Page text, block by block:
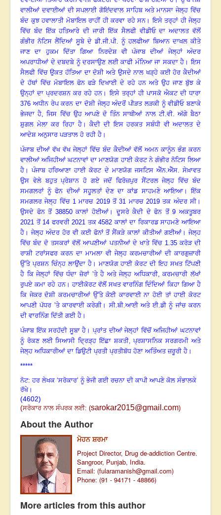
ਵਾਲੀਆਂ ਦਵਾਈਆਂ ਦੀ ਸਪਲਾਈ ਗੋਇਂਦਵਾਲ ਸਾਹਿਬ ਅਤੇ ਮਾਨਸਾ ਜੇਲ੍ਹ ਵਿੱਚ
ਬੰਦ ਕੁਝ ਹਵਾਲਾਤੀ ਮੋਬਾਇਲ ਰਾਹੀਂ ਹੀ ਕਰਵਾ ਰਹੇ ਸਨ।ਇਸੇ ਤਰ੍ਹਾਂ ਹੀ ਜੇਲ੍ਹ
ਵਿੱਚ ਬੰਦ ਇੱਕ ਹਤਿਆਰੇ ਦੀ ਜਾਰੀ ਇੱਕ ਸੈਲਫੀ ਵੀਡੀਓ ਦਾ ਅਦਾਲਤ ਵੱਲੋਂ
ਗੰਭੀਰ ਨੋਟਿਸ ਲੈਂਦਿਆਂ ਸੂਬੇ ਦੇ ਡੀ.ਜੀ.ਪੀ. ਨੂੰ ਹਲਫੀਆ ਬਿਆਨ ਦਾਖਲ ਕੀਤੇ
ਜਾਣ ਦਾ ਹੁਕਮ ਦਿੱਤਾ ਗਿਆ ਨਿਰਦੇਸ਼ ਵੀ ਪੰਜਾਬ ਦੀਆਂ ਜੇਲ੍ਹਾਂ ਅੰਦਰ
ਅਪਰਾਧੀਆਂ ਦੇ ਦਬਦਬੇ ਨੂੰ ਦਰਸਾਉਣ ਲਈ ਕਾਫੀ ਮੰਨਿਆ ਜਾ ਸਕਦਾ ਹੈ ।ਇਸ
ਸੈਲਫੀ ਵਿੱਚ ਉਕਤ ਹੱਤਿਆ ਦਾ ਦੋਸ਼ੀ ਅਤੇ ਉਸਦੇ ਨਾਲ ਖੜ੍ਹੇ ਕਈ ਹੋਰ ਕੈਦੀਆਂ
ਦੇ ਹੱਥਾਂ ਵਿੱਚ ਮੋਬਾਇਲ ਫੋਨ ਫੜੇ ਦਿਖਾਈ ਦੇ ਰਹੇ ਹਨ ਅਤੇ ਉਹ ਜਾਣ ਬੁੱਝ ਕੇ
ਉਨ੍ਹਾਂ ਦਾ ਪ੍ਰਦਰਸ਼ਨ ਕਰ ਰਹੇ ਹਨ।ਇਸੇ ਤਰ੍ਹਾਂ ਹੀ ਪਾਸਕੋ ਐਕਟ ਦੀ ਧਾਰਾ
376 ਅਧੀਨ ਰੇਪ ਕਰਨ ਦਾ ਦੋਸ਼ੀ ਜੇਲ੍ਹ ਅੰਦਰੋਂ ਪੀੜਤ ਲੜਕੀ ਨੂੰ ਵੀਡੀਓ ਬਣਾਕੇ
ਭੇਜਦਾ ਹੈ, ਜਿਸ ਵਿੱਚ ਉਹ ਆਪਣੇ ਦੋ ਤਿੰਨ ਸਾਥੀਆਂ ਨਾਲ ਟੀ.ਵੀ. ਅੱਗੇ ਬੈਠਾ
ਸ਼ੁਗਲ ਮੇਲਾ ਕਰ ਰਿਹਾ ਹੈ।ਕੈਦੀ ਦੀ ਇਸ ਹਰਕਤ ਸਬੰਧੀ ਵੀ ਅਦਾਲਤ ਦੇ
ਆਦੇਸ਼ ਅਨੁਸਾਰ ਪੜਤਾਲ ਹੋ ਰਹੀ ਹੈ ।
ਪੰਜਾਬ ਦੀਆਂ ਵੱਖ ਵੱਖ ਜੇਲ੍ਹਾਂ ਵਿੱਚ ਬੰਦ ਕੈਦੀਆਂ ਵੱਲੋਂ ਅਮਨ ਕਾਨੂੰਨ ਭੰਗ ਕਰਨ
ਵਾਲੀਆਂ ਅਜਿਹੀਆਂ ਘਟਨਾਵਾਂ ਦਾ ਮਾਣਯੋਗ ਹਾਈ ਕੋਰਟ ਨੇ ਗੰਭੀਰ ਨੋਟਿਸ ਲਿਆ
ਹੈ ।ਪੰਜਾਬ ਹਰਿਆਣਾ ਹਾਈ ਕੋਰਟ ਦੇ ਮਾਣਯੋਗ ਜਸਟਿਸ ਐੱਨ.ਐੱਸ. ਸੇਖ਼ਾਵਤ
ਉਸ ਵੇਲੇ ਬਹੁਤ ਪ੍ਰੇਸ਼ਾਨ ਹੋ ਗਏ ਜਦੋਂ ਫਿਰੋਜ਼ਪੁਰ ਸੈਂਟਰਲ ਜੇਲ੍ਹ ਵਿੱਚ ਬੰਦ
ਸਮਗਲਰਾਂ ਨੂੰ ਫੋਨ ਦੀਆਂ ਸਹੂਲਤਾਂ ਦੇਣ ਦਾ ਕਾਂਡ ਸਾਹਮਣੇ ਆਇਆ।ਇੱਕ
ਸਮਗਲਰ ਜੇਲ੍ਹ ਵਿੱਚ 1 ਮਾਰਚ 2019ਤੋਂ31 ਮਾਰਚ2019 ਤਕ ਅੰਦਰ ਸੀ।
ਉਸਦੇ ਫੋਨ ਤੋਂ 38850ਕਾਲਾਂ ਹੋਈਆਂ। ਦੂਸਰੇ ਕੈਦੀ ਦੇ ਫੋਨ ਤੋਂ9 ਅਕਤੂਬਰ
2021 ਤੋਂ 14 ਫਰਵਰੀ2021 ਤਕ4582 ਕਾਲਾਂ ਦਾ ਰਿਕਾਰਡ ਸਾਹਮਣੇ ਆਇਆ
ਹੈ । ਜੇਲ੍ਹ ਅੰਦਰ ਹੋਰ ਵੀ ਕਈ ਫੋਨਾਂ ਤੋਂ ਸੈਂਕੜੇ ਕਾਲਾਂ ਕੀਤੀਆਂ ਗਈਆਂ।ਜੇਲ੍ਹ
ਵਿੱਚ ਬੰਦ ਦੋ ਤਸਕਰਾਂ ਵੱਲੋਂ ਆਪਣੀਆਂ ਪਤਨੀਆਂ ਦੇ ਖਾਤੇ ਵਿੱਚ 1.35ਕਰੋੜ ਦੀ
ਰਾਸ਼ੀ ਟਰਾਂਸਫਰ ਕਰਨ ਦਾ ਮਾਮਲਾ ਵੀ ਜੇਲ੍ਹ ਕਰਮਚਾਰੀਆਂ ਦੀ ਕਾਰਗੁਜ਼ਾਰੀ
ਉੱਤੇ ਪ੍ਰਸ਼ਨ ਚਿੰਨ੍ਹ ਲਾਉਂਦਾ ਹੈ। ਮਾਣਯੋਗ ਹਾਈ ਕੋਰਟ ਦੀ ਇਹ ਸਖਤ ਟਿੱਪਣੀ
ਹੈ ਕਿ ਜੇਲ੍ਹਾਂ ਵਿੱਚ ਧੰਦਾ ਜ਼ੋਰਾਂ ’ਤੇ ਹੈ ਅਤੇ ਜੇਲ੍ਹ ਅਧਿਕਾਰੀ, ਕਰਮਚਾਰੀ ਲੱਖਾਂ
ਰੁਪਏ ਕਮਾ ਰਹੇ ਹਨ। ਹਾਈਕੋਰਟ ਵੱਲੋਂ ਸਖਤ ਵਾਰਨਿੰਗ ਦਿੰਦਿਆਂ ਕਿਹਾ ਗਿਆ ਹੈ
ਕਿ ਜੇਕਰ ਦੋਸ਼ੀ ਕਰਮਚਾਰੀਆਂ ਉੱਤੇ ਕੋਈ ਕਾਰਵਾਈ ਨਾ ਹੋਈ ਤਾਂ ਹਾਈ ਕੋਰਟ
ਆਪਣੀ ਪੱਧਰ ’ਤੇ ਕਾਰਵਾਈ ਕਰੇਗੀ। ਸੀ.ਬੀ.ਆਈ ਅਤੇ ਈ.ਡੀ ਨੂੰ ਜਾਂਚ ਕਰਨ
ਦੀ ਵਾਰਨਿੰਗ ਦਿੱਤੀ ਗਈ ਹੈ ।
ਪੰਜਾਬ ਇੱਕ ਸਰਹੱਦੀ ਸੂਬਾ ਹੈ ।ਪ੍ਰਾਂਤ ਦੀਆਂ ਜੇਲ੍ਹਾਂ ਵਿੱਚੋਂ ਅਜਿਹੀਆਂ ਘਟਨਾਵਾਂ
ਨੂੰ ਰੋਕਣ ਲਈ ਸਿਆਸੀ ਦ੍ਰਿੜ੍ਹ ਇੱਛਾ ਸ਼ਕਤੀ, ਪ੍ਰਸ਼ਾਸਨਿਕ ਸਰਗਰਮੀ ਅਤੇ
ਜੇਲ੍ਹ ਅਧਿਕਾਰੀਆਂ ਦਾ ਡਿਉਟੀ ਪ੍ਰਤੀ ਪ੍ਰਤੀਬੱਧ ਹੋਣਾ ਅਤਿੰਅਤ ਜ਼ਰੂਰੀ ਹੈ ।
*****
ਨੋਟ: ਹਰ ਲੇਖਕ ‘ਸਰੋਕਾਰ’ ਨੂੰ ਭੇਜੀ ਗਈ ਰਚਨਾ ਦੀ ਕਾਪੀ ਆਪਣੇ ਕੋਲ ਸੰਭਾਲਕੇ
ਰੱਖੇ।
(4602)
(ਸਰੋਕਾਰ ਨਾਲ ਸੰਪਰਕ ਲਈ: (sarokar2015@gmail.com)
About the Author
ਮੋਹਨ ਸ਼ਰਮਾ
Project Director, Drug de-addiction Centre.
Sangroor, Punjab, India.
Email: (fularamanish@gmail.com)
Phone: (91 - 94171 - 48866)
More articles from this author